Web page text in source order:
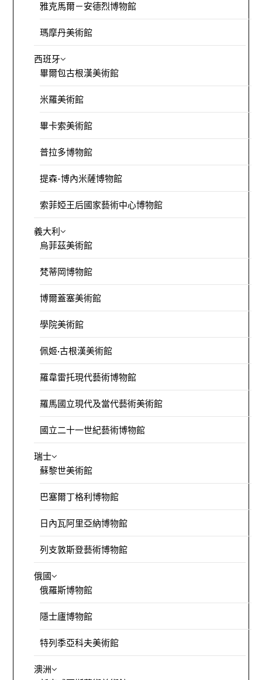
雅克馬爾－安德烈博物館
瑪摩丹美術館
西班牙
畢爾包古根漢美術館
米羅美術館
畢卡索美術館
普拉多博物館
提森-博內米薩博物館
索菲婭王后國家藝術中心博物館
義大利
烏菲茲美術館
梵蒂岡博物館
博爾蓋塞美術館
學院美術館
佩姬·古根漢美術館
羅韋雷托現代藝術博物館
羅馬國立現代及當代藝術美術館
國立二十一世紀藝術博物館
瑞士
蘇黎世美術館
巴塞爾丁格利博物館
日內瓦阿里亞納博物館
列支敦斯登藝術博物館
俄國
俄羅斯博物館
隱士廬博物館
特列季亞科夫美術館
澳洲